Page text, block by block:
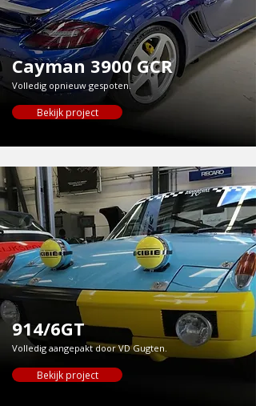
Cayman 3900 GCR
Volledig opnieuw gespoten.
Bekijk project
914/6GT
Volledig aangepakt door VD Gugten.
Bekijk project